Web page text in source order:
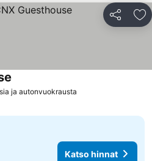
Jaa
ja autonvuokrausta
Katso hinnat